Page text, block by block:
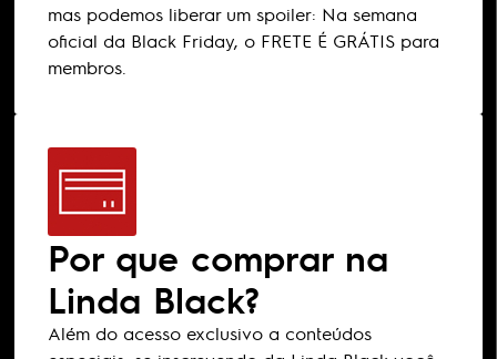
mas podemos liberar um spoiler: Na semana
oficial da Black Friday, o FRETE É GRÁTIS para
membros.
Por que comprar na
Linda Black?
Além do acesso exclusivo a conteúdos